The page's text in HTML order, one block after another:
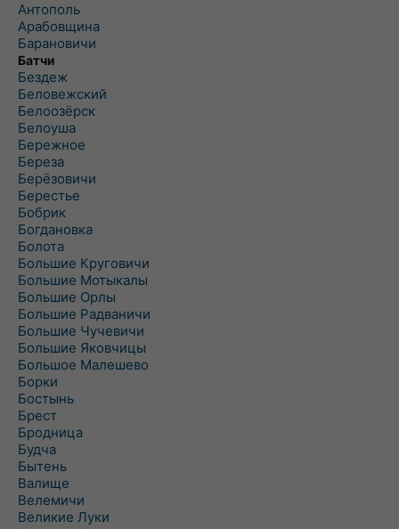
Антополь
Арабовщина
Барановичи
Батчи
Бездеж
Беловежский
Белоозёрск
Белоуша
Бережное
Береза
Берёзовичи
Берестье
Бобрик
Богдановка
Болота
Большие Круговичи
Большие Мотыкалы
Большие Орлы
Большие Радваничи
Большие Чучевичи
Большие Яковчицы
Большое Малешево
Борки
Бостынь
Брест
Бродница
Будча
Бытень
Валище
Велемичи
Великие Луки